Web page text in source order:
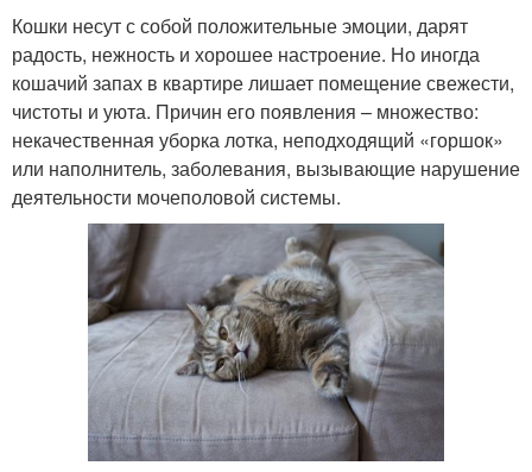
Кошки несут с собой положительные эмоции, дарят
радость, нежность и хорошее настроение. Но иногда
кошачий запах в квартире лишает помещение свежести,
чистоты и уюта. Причин его появления – множество:
некачественная уборка лотка, неподходящий «горшок»
или наполнитель, заболевания, вызывающие нарушение
деятельности мочеполовой системы.